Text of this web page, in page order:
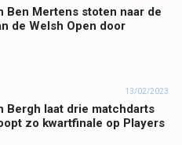
Ben Mertens stoten naar de
de Welsh Open door
13/02/2023
Bergh laat drie matchdarts
zo kwartfinale op Players